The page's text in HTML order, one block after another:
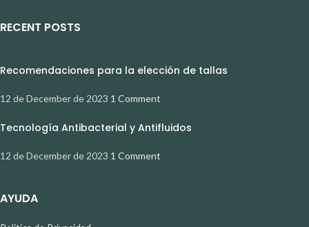
RECENT POSTS
Recomendaciones para la elección de tallas
12 de December de 2023 1 Comment
Tecnología Antibacterial y Antifluidos
12 de December de 2023 1 Comment
AYUDA